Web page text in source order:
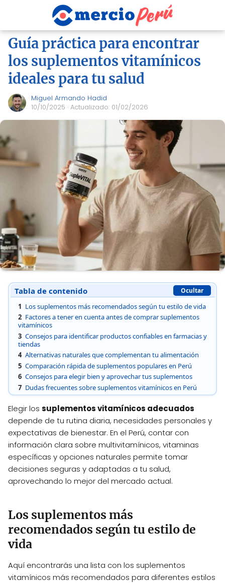
Guía práctica para encontrar
los suplementos vitamínicos
ideales para tu salud
Miguel Armando Hadid
10/10/2025 · Actualizado: 01/02/2026
Tabla de contenido Ocultar
1 Los suplementos más recomendados según tu estilo de vida
2 Factores a tener en cuenta antes de comprar suplementos
vitamínicos
3 Consejos para identificar productos confiables en farmacias y
tiendas
4 Alternativas naturales que complementan tu alimentación
5 Comparación rápida de suplementos populares en Perú
6 Consejos para elegir bien y aprovechar tus suplementos
7 Dudas frecuentes sobre suplementos vitamínicos en Perú
Elegir los suplementos vitamínicos adecuados
depende de tu rutina diaria, necesidades personales y
expectativas de bienestar. En el Perú, contar con
información clara sobre multivitamínicos, vitaminas
específicas y opciones naturales permite tomar
decisiones seguras y adaptadas a tu salud,
aprovechando lo mejor del mercado actual.
Los suplementos más
recomendados según tu estilo de
vida
Aquí encontrarás una lista con los suplementos
vitamínicos más recomendados para diferentes estilos